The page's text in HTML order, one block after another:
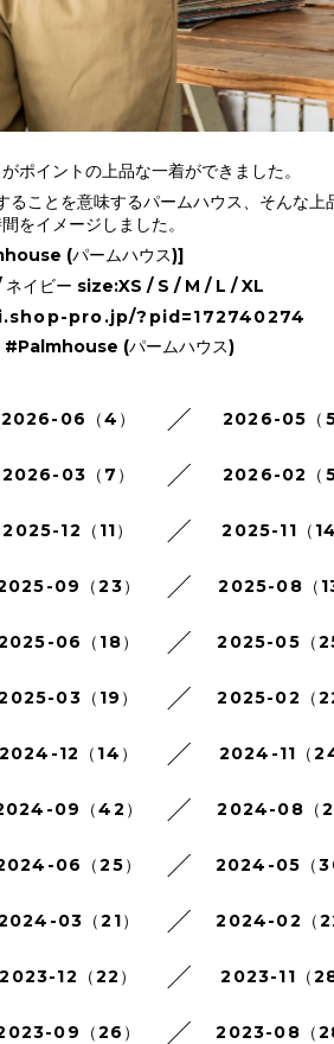
ポイントの上品な一着ができました。
ことを意味するパームハウス、そんな上
をイメージしました。
(パームハウス)]
イビー size:XS / S / M / L / XL
pro.jp/?pid=172740274
#Palmhouse (パームハウス)
2026-06（4） 2026-05（5
2026-03（7） 2026-02（5
2025-12（11） 2025-11（14
09（23） 2025-08（13
06（18） 2025-05（
03（19） 2025-02（
2024-12（14） 2024-11（24
09（42） 2024-08（
06（25） 2024-05（
03（21） 2024-02（
2023-12（22） 2023-11（28
09（26） 2023-08（